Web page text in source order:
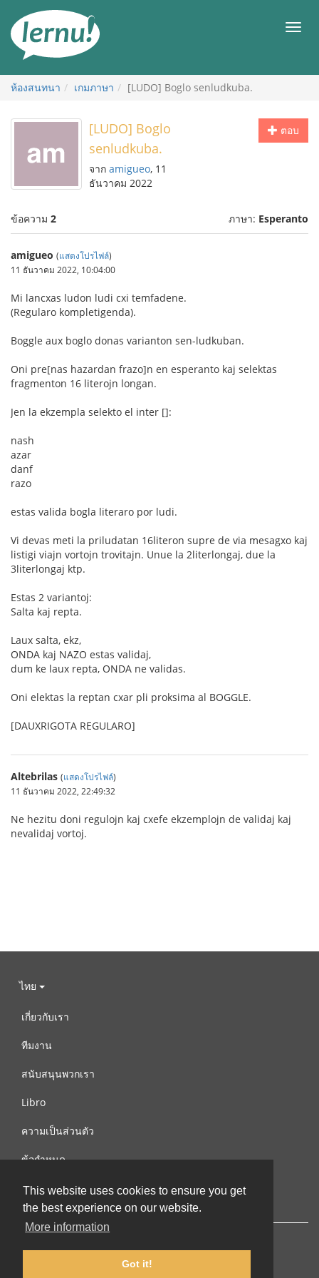
This website uses cookies to ensure you get
the best experience on our website.
More information
Got it!
สารบัญ
เมนู
ห้องสนทนา เกมภาษา [LUDO] Boglo senludkuba.
ตอบ
[LUDO] Boglo
senludkuba.
จาก amigueo, 11
ธันวาคม 2022
ข้อความ 2 ภาษา: Esperanto
amigueo (แสดงโปรไฟล์)
11 ธันวาคม 2022, 10:04:00
Mi lancxas ludon ludi cxi temfadene.
(Regularo kompletigenda).
Boggle aux boglo donas varianton sen-ludkuban.
Oni pre[nas hazardan frazo]n en esperanto kaj selektas
fragmenton 16 literojn longan.
Jen la ekzempla selekto el inter []:
nash
azar
danf
razo
estas valida bogla literaro por ludi.
Vi devas meti la priludatan 16literon supre de via mesagxo kaj
listigi viajn vortojn trovitajn. Unue la 2literlongaj, due la
3literlongaj ktp.
Estas 2 variantoj:
Salta kaj repta.
Laux salta, ekz,
ONDA kaj NAZO estas validaj,
dum ke laux repta, ONDA ne validas.
Oni elektas la reptan cxar pli proksima al BOGGLE.
[DAUXRIGOTA REGULARO]
Altebrilas (แสดงโปรไฟล์)
11 ธันวาคม 2022, 22:49:32
Ne hezitu doni regulojn kaj cxefe ekzemplojn de validaj kaj
nevalidaj vortoj.
ไทย
เกี่ยวกับเรา
ทีมงาน
สนับสนุนพวกเรา
Libro
ความเป็นส่วนตัว
ข้อกำหนด
ติดต่อเรา